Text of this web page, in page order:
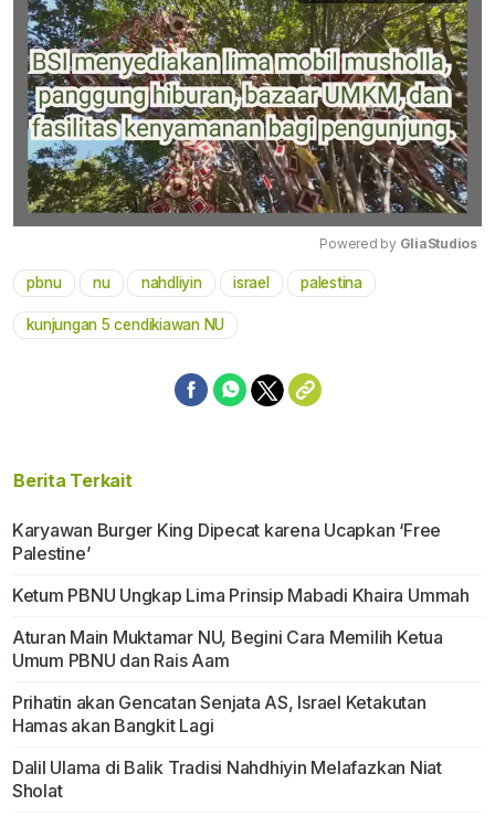
Powered by GliaStudios
pbnu nu nahdliyin israel palestina
kunjungan 5 cendikiawan NU
Berita Terkait
Karyawan Burger King Dipecat karena Ucapkan ‘Free
Palestine’
Ketum PBNU Ungkap Lima Prinsip Mabadi Khaira Ummah
Aturan Main Muktamar NU, Begini Cara Memilih Ketua
Umum PBNU dan Rais Aam
Prihatin akan Gencatan Senjata AS, Israel Ketakutan
Hamas akan Bangkit Lagi
Dalil Ulama di Balik Tradisi Nahdhiyin Melafazkan Niat
Sholat